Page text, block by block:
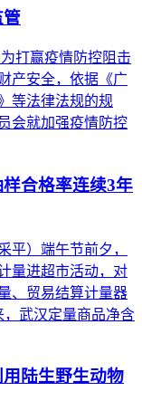
管
打赢疫情防控阻击
产安全，依据《广
等法律法规的规
会就加强疫情防控
合格率连续3年
平）端午节前夕，
量进超市活动，对
、贸易结算计量器
武汉定量商品净含
陆生野生动物